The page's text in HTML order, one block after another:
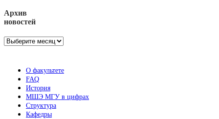
Архив
новостей
Архив
О факультете
FAQ
История
МШЭ МГУ в цифрах
Структура
Кафедры